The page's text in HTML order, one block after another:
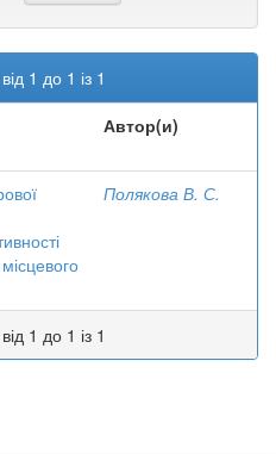
1 до 1 із 1
Автор(и)
Полякова В. С.
1 до 1 із 1